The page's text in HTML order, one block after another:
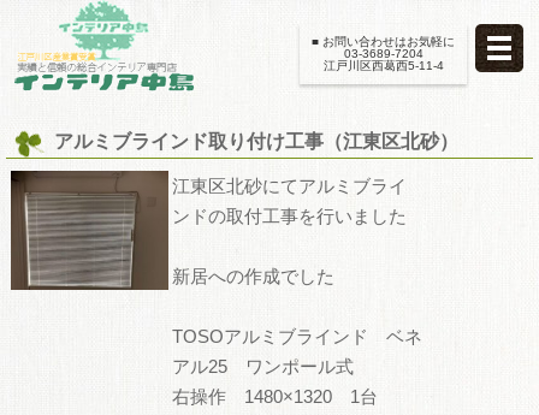
■ お問い合わせはお気軽に
03-3689-7204
江戸川区西葛西5-11-4
アルミブラインド取り付け工事（江東区北砂）
江東区北砂にてアルミブライ
ンドの取付工事を行いました
新居への作成でした
TOSOアルミブラインド ベネ
アル25 ワンポール式
右操作 1480×1320 1台